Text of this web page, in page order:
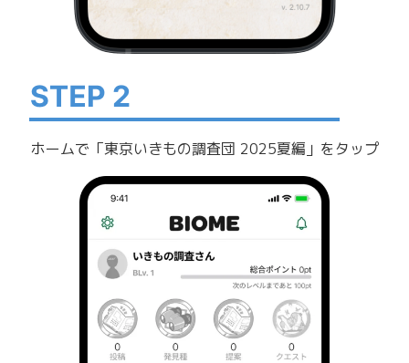
ホームで「東京いきもの調査団 2025夏編」をタップ